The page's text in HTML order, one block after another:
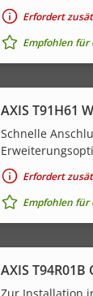
Erfordert
Empfohlen für
AXIS T91H61
Schnelle
Erfordert
Empfohlen für
AXIS